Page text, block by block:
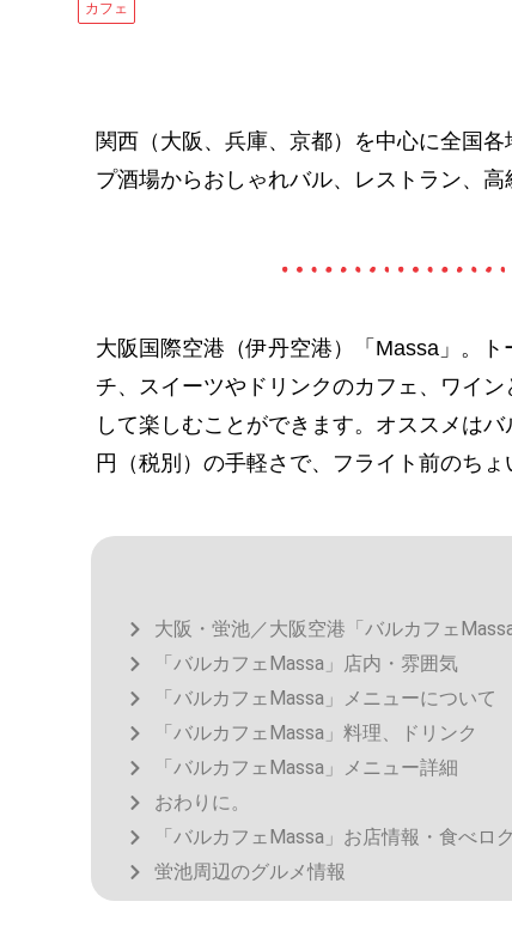
カフェ
関西（大阪、兵庫、京都）を中心に全国
プ酒場からおしゃれバル、レストラン、高
大阪国際空港（伊丹空港）「Massa」。
チ、スイーツやドリンクのカフェ、ワイ
して楽しむことができます。オススメは
円（税別）の手軽さで、フライト前のちょ
大阪・蛍池／大阪空港「バルカフェMassa
「バルカフェMassa」店内・雰囲気
「バルカフェMassa」メニューについて
「バルカフェMassa」料理、ドリンク
「バルカフェMassa」メニュー詳細
おわりに。
「バルカフェMassa」お店情報・食べロ
蛍池周辺のグルメ情報